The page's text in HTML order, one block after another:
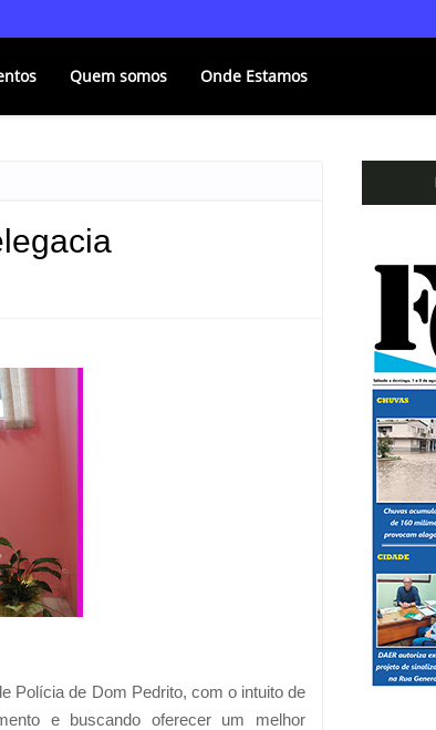
Quem somos Onde Estamos
Polícia de Dom Pedrito, com o intuito de
e buscando oferecer um melhor